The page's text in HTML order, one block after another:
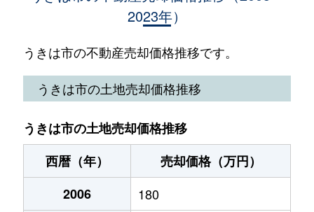
650万円
吉井町八和田
700万円 筑後吉井
吉井町若宮
150万円 筑後吉井
吉井町若宮
3,000万円
2023年）
うきは市の不動産売却価格推移です。
うきは市の土地売却価格推移
うきは市の土地売却価格推移
西暦（年）
売却価格（万円）
2006
180